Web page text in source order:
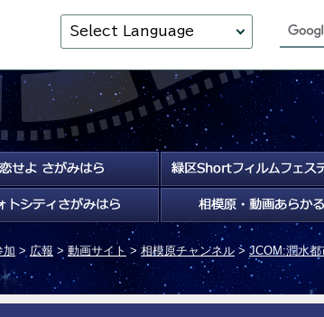
Select Language
加 >広報 > 動画サイト >相模原チャンネル>JCOM:潤水